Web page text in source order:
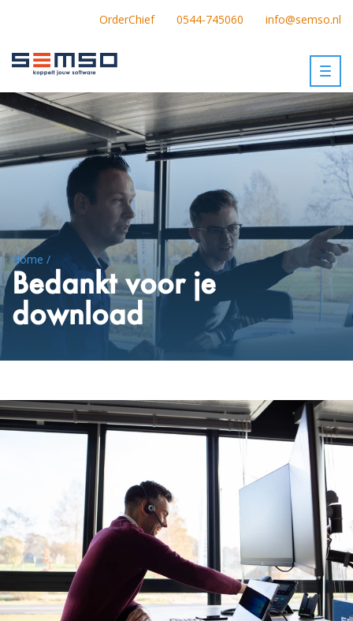
OrderChief 0544-745060 info@semso.nl
Home /
Bedankt voor je
download